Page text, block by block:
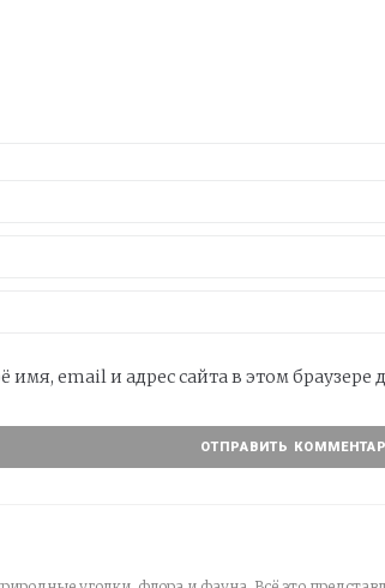
имя, email и адрес сайта в этом